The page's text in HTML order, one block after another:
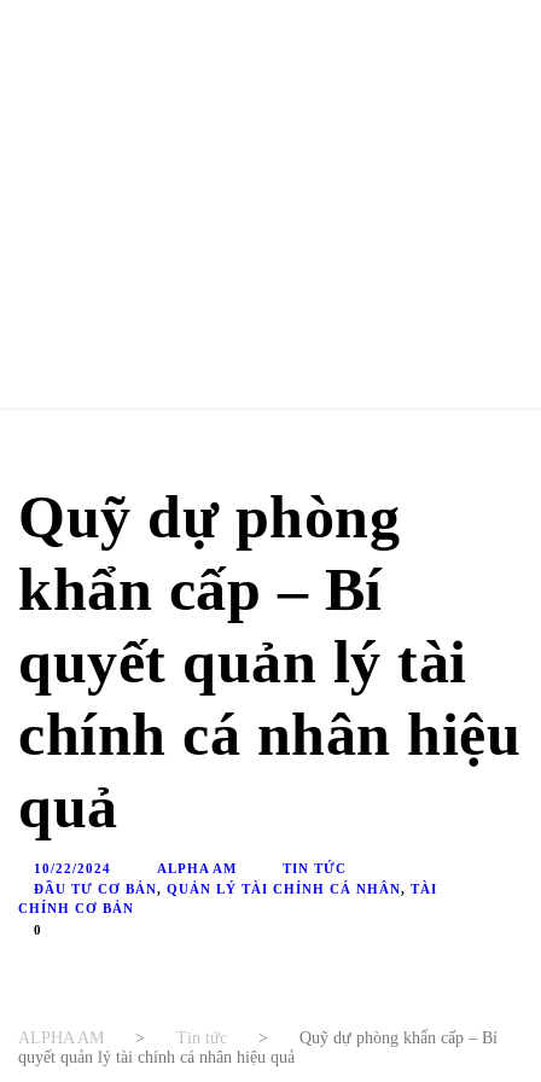
Quỹ dự phòng
khẩn cấp – Bí
quyết quản lý tài
chính cá nhân hiệu
quả
10/22/2024 ALPHA AM
TIN TỨC
ĐẦU TƯ CƠ BẢN, QUẢN LÝ TÀI CHÍNH CÁ NHÂN, TÀI
CHÍNH CƠ BẢN
0
ALPHA AM > Tin tức >
Quỹ dự phòng khẩn cấp – Bí
quyết quản lý tài chính cá nhân hiệu quả